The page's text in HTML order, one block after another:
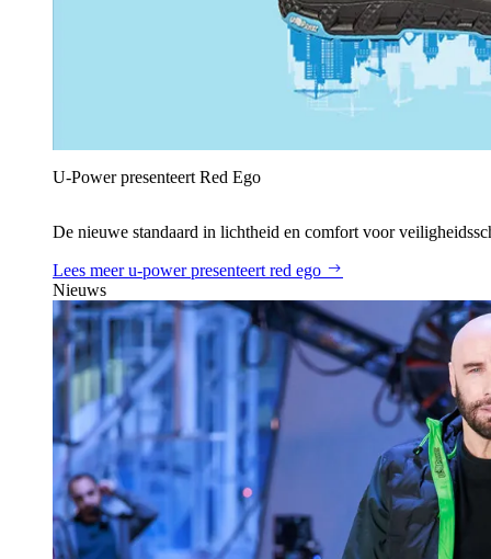
U‑Power presenteert Red Ego
De nieuwe standaard in lichtheid en comfort voor
Lees meeru‑power presenteert red ego
Nieuws